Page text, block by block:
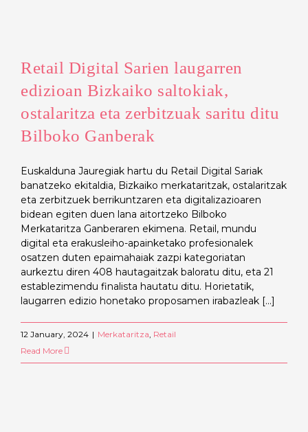
Retail Digital Sarien laugarren
edizioan Bizkaiko saltokiak,
ostalaritza eta zerbitzuak saritu ditu
Bilboko Ganberak
Euskalduna Jauregiak hartu du Retail Digital Sariak
banatzeko ekitaldia, Bizkaiko merkataritzak, ostalaritzak
eta zerbitzuek berrikuntzaren eta digitalizazioaren
bidean egiten duen lana aitortzeko Bilboko
Merkataritza Ganberaren ekimena. Retail, mundu
digital eta erakusleiho-apainketako profesionalek
osatzen duten epaimahaiak zazpi kategoriatan
aurkeztu diren 408 hautagaitzak baloratu ditu, eta 21
establezimendu finalista hautatu ditu. Horietatik,
laugarren edizio honetako proposamen irabazleak [...]
12 January, 2024 | Merkataritza Retail
Read More